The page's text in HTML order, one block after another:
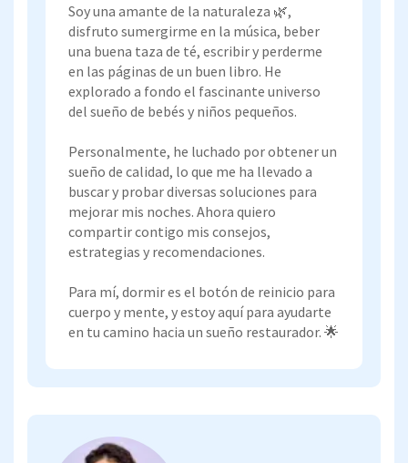
Soy una amante de la naturaleza 🌿,
disfruto sumergirme en la música, beber
una buena taza de té, escribir y perderme
en las páginas de un buen libro. He
explorado a fondo el fascinante universo
del sueño de bebés y niños pequeños.
Personalmente, he luchado por obtener un
sueño de calidad, lo que me ha llevado a
buscar y probar diversas soluciones para
mejorar mis noches. Ahora quiero
compartir contigo mis consejos,
estrategias y recomendaciones.
Para mí, dormir es el botón de reinicio para
cuerpo y mente, y estoy aquí para ayudarte
en tu camino hacia un sueño restaurador. 🌟